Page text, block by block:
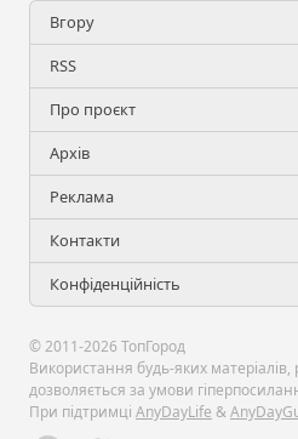
Вгору
RSS
Про проєкт
Архів
Реклама
Контакти
Конфіденційність
© 2011-2026 ТопГород
Використання будь-яких
дозволяється за умови
При підтримці AnyDayLife &